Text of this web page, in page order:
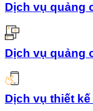
Dịch vụ quảng
Dịch vụ quảng
Dịch vụ thiết kế